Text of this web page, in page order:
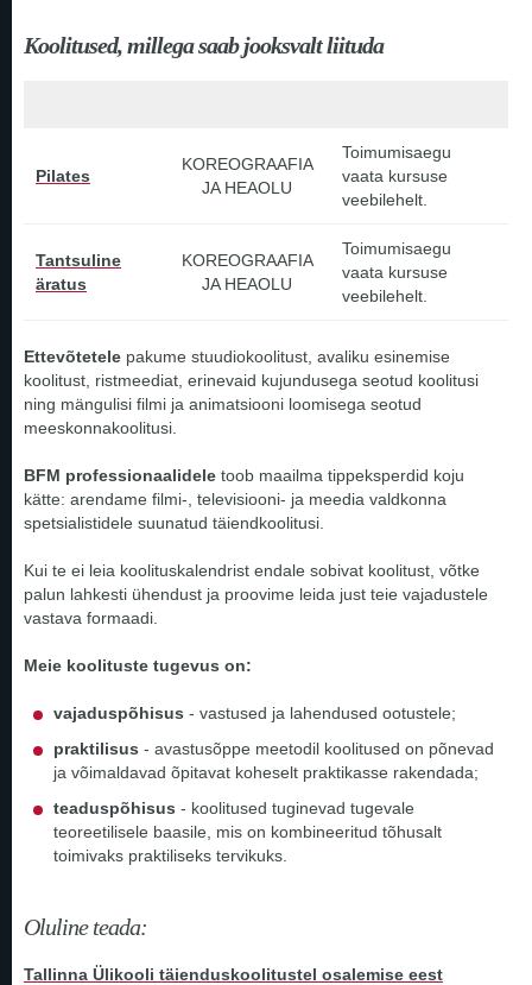
Koolitused, millega saab jooksvalt liituda
Pilates
KOREOGRAAFIA
JA HEAOLU
Toimumisaegu
vaata kursuse
veebilehelt.
Tantsuline
äratus
KOREOGRAAFIA
JA HEAOLU
Toimumisaegu
vaata kursuse
veebilehelt.
Ettevõtetele pakume stuudiokoolitust, avaliku esinemise
koolitust, ristmeediat, erinevaid kujundusega seotud koolitusi
ning mängulisi filmi ja animatsiooni loomisega seotud
meeskonnakoolitusi.
BFM professionaalidele toob maailma tippeksperdid koju
kätte: arendame filmi-, televisiooni- ja meedia valdkonna
spetsialistidele suunatud täiendkoolitusi.
Kui te ei leia koolituskalendrist endale sobivat koolitust, võtke
palun lahkesti ühendust ja proovime leida just teie vajadustele
vastava formaadi.
Meie koolituste tugevus on:
vajaduspõhisus - vastused ja lahendused ootustele;
praktilisus - avastusõppe meetodil koolitused on põnevad
ja võimaldavad õpitavat koheselt praktikasse rakendada;
teaduspõhisus - koolitused tuginevad tugevale
teoreetilisele baasile, mis on kombineeritud tõhusalt
toimivaks praktiliseks tervikuks.
Oluline teada:
Tallinna Ülikooli täienduskoolitustel osalemise eest